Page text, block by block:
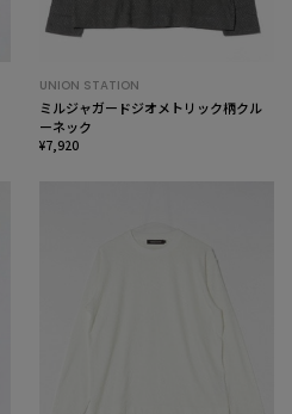
UNION STATION
ミルジャガードジオメトリック柄クル
ーネック
¥7,920